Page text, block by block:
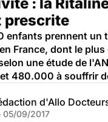
prescrite
enfants prennent un
France, dont le
une étude de
480.000 à souffrir
d'Allo
05/09/2017